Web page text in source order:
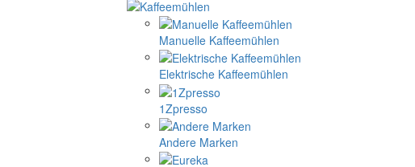
Manuelle Kaffeemühlen
Elektrische Kaffeemühlen
1Zpresso
Andere Marken